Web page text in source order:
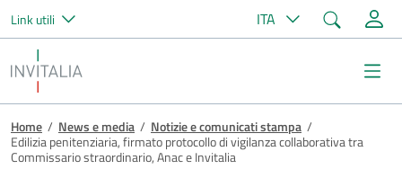
Salta al contenuto principale
Link utili ITA Cerca
Invitalia
Briciole di pane
Home / News e media / Notizie e comunicati stampa /
Edilizia penitenziaria, firmato protocollo di vigilanza collaborativa tra
Commissario straordinario, Anac e Invitalia